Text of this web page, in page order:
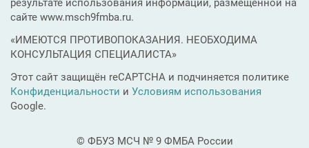
результате использования информации, размещенной на
сайте www.msch9fmba.ru.
«ИМЕЮТСЯ ПРОТИВОПОКАЗАНИЯ. НЕОБХОДИМА
КОНСУЛЬТАЦИЯ СПЕЦИАЛИСТА»
Этот сайт защищён reCAPTCHA и подчиняется политике
Конфиденциальности и Условиям использования
Google.
© ФБУЗ МСЧ № 9 ФМБА России